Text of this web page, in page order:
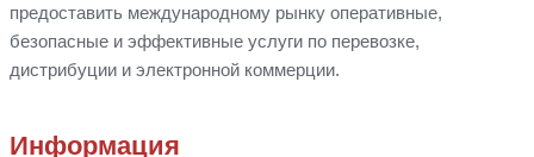
предоставить международному рынку оперативные,
безопасные и эффективные услуги по перевозке,
дистрибуции и электронной коммерции.
Информация